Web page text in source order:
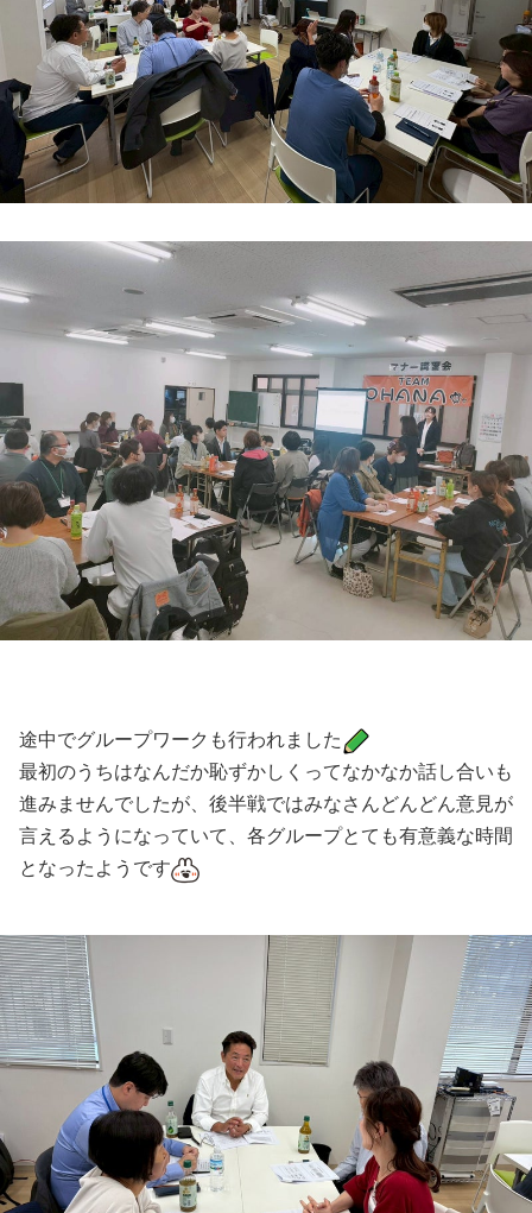
途中でグループワークも行われました
最初のうちはなんだか恥ずかしくってなかなか話し合いも
進みませんでしたが、後半戦ではみなさんどんどん意見が
言えるようになっていて、各グループとても有意義な時間
となったようです